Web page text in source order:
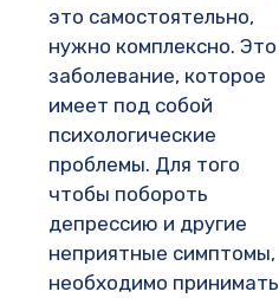
это самостоятельно,
нужно комплексно. Это
заболевание, которое
имеет под собой
психологические
проблемы. Для того
чтобы побороть
депрессию и другие
неприятные симптомы,
необходимо принимать